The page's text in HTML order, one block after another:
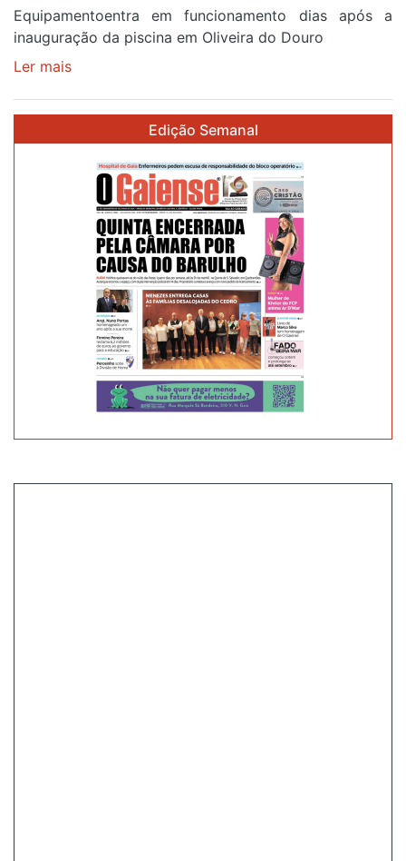
Equipamentoentra em funcionamento dias após a
inauguração da piscina em Oliveira do Douro
Ler mais
Avintes
abre
este
sábado
Edição Semanal